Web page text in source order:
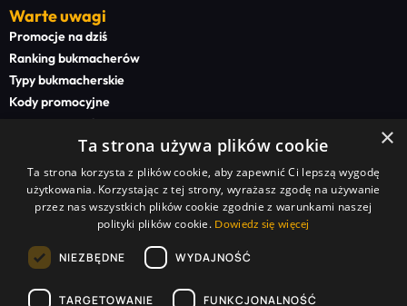
Warte uwagi
Promocje na dziś
Ranking bukmacherów
Typy bukmacherskie
Kody promocyjne
Bonusy powitalne
Newsy bukmacherskie
Na start
Superbet kod promocyjny
STS kod promocyjny
BETFAN kod promocyjny
TOTALbet kod promocyjny
×
Ta strona używa plików cookie
Ta strona korzysta z plików cookie, aby zapewnić Ci lepszą wygodę
użytkowania. Korzystając z tej strony, wyrażasz zgodę na używanie
przez nas wszystkich plików cookie zgodnie z warunkami naszej
polityki plików cookie. Dowiedz się więcej
NIEZBĘDNE WYDAJNOŚĆ
TARGETOWANIE FUNKCJONALNOŚĆ